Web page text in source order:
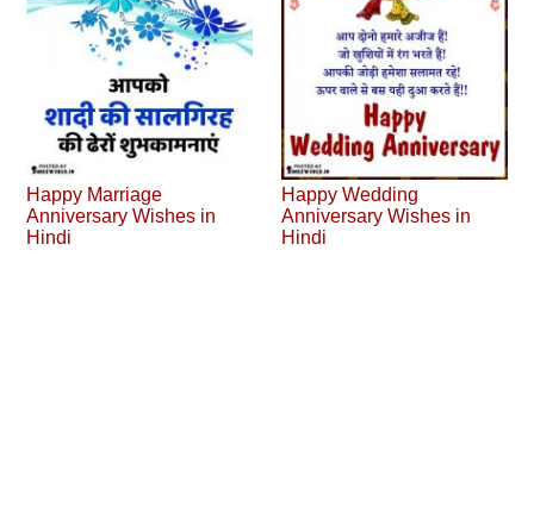
Happy Marriage
Anniversary Wishes in
Hindi
Happy Wedding
Anniversary Wishes in
Hindi